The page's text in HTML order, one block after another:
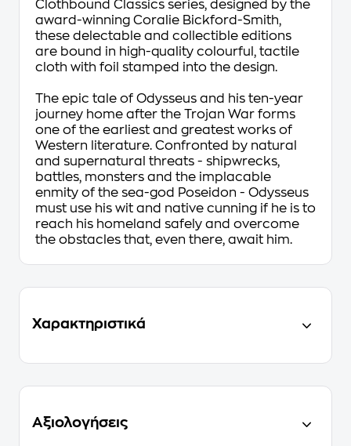
Clothbound Classics series, designed by the
award-winning Coralie Bickford-Smith,
these delectable and collectible editions
are bound in high-quality colourful, tactile
cloth with foil stamped into the design.
The epic tale of Odysseus and his ten-year
journey home after the Trojan War forms
one of the earliest and greatest works of
Western literature. Confronted by natural
and supernatural threats - shipwrecks,
battles, monsters and the implacable
enmity of the sea-god Poseidon - Odysseus
must use his wit and native cunning if he is to
reach his homeland safely and overcome
the obstacles that, even there, await him.
Χαρακτηριστικά
Αξιολογήσεις